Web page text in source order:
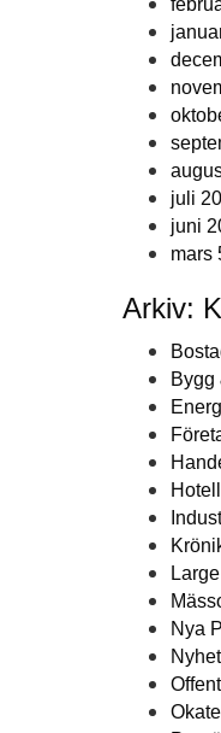
juli
juni
mars
Arkiv:
Bygg
Hotell
Nya